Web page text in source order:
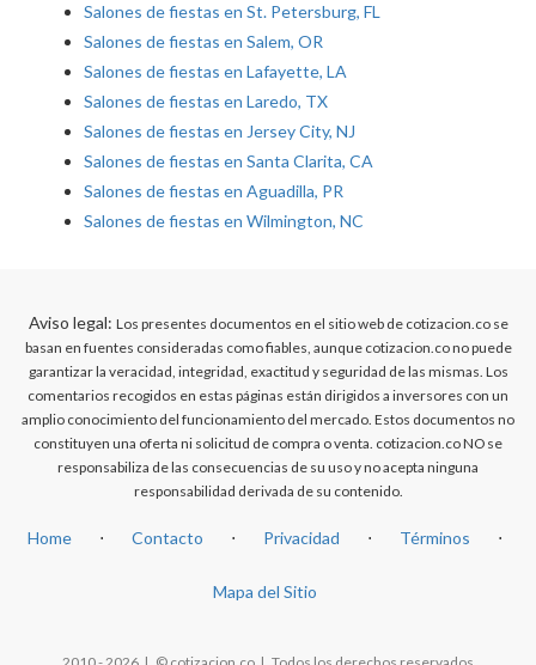
Salones de fiestas en St. Petersburg, FL
Salones de fiestas en Salem, OR
Salones de fiestas en Lafayette, LA
Salones de fiestas en Laredo, TX
Salones de fiestas en Jersey City, NJ
Salones de fiestas en Santa Clarita, CA
Salones de fiestas en Aguadilla, PR
Salones de fiestas en Wilmington, NC
Aviso legal: Los presentes documentos en el sitio web de cotizacion.co se
basan en fuentes consideradas como fiables, aunque cotizacion.co no puede
garantizar la veracidad, integridad, exactitud y seguridad de las mismas. Los
comentarios recogidos en estas páginas están dirigidos a inversores con un
amplio conocimiento del funcionamiento del mercado. Estos documentos no
constituyen una oferta ni solicitud de compra o venta. cotizacion.co NO se
responsabiliza de las consecuencias de su uso y no acepta ninguna
responsabilidad derivada de su contenido.
Home ⋅ Contacto ⋅ Privacidad ⋅ Términos ⋅
Mapa del Sitio